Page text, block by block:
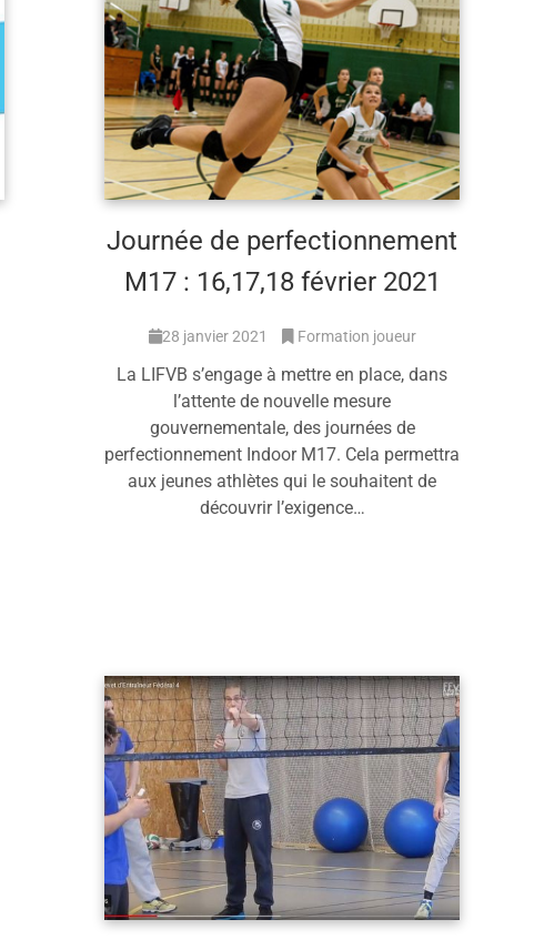
Journée de perfectionnement
M17 : 16,17,18 février 2021
28 janvier 2021 Formation joueur
La LIFVB s’engage à mettre en place, dans
l’attente de nouvelle mesure
gouvernementale, des journées de
perfectionnement Indoor M17. Cela permettra
aux jeunes athlètes qui le souhaitent de
découvrir l’exigence…